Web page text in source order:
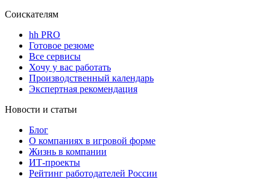
Соискателям
hh PRO
Готовое резюме
Все сервисы
Хочу у вас работать
Производственный календарь
Экспертная рекомендация
Новости и статьи
Блог
О компаниях в игровой форме
Жизнь в компании
ИТ-проекты
Рейтинг работодателей России